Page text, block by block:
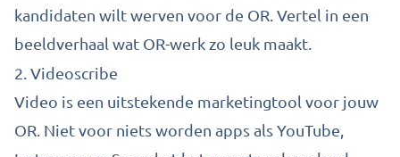
kandidaten wilt werven voor de OR. Vertel in een
beeldverhaal wat OR-werk zo leuk maakt.
2. Videoscribe
Video is een uitstekende marketingtool voor jouw
OR. Niet voor niets worden apps als YouTube,